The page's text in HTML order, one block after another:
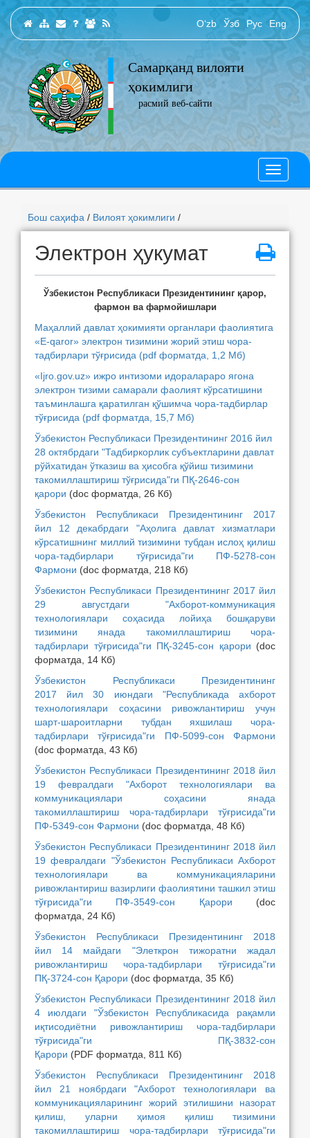
O‘zb Ўзб Рус Eng
Самарқанд вилояти
ҳокимлиги
расмий веб-сайти
Бош саҳифа / Вилоят ҳокимлиги /
Электрон ҳукумат
Ўзбекистон Республикаси Президентининг қарор,
фармон ва фармойишлари
Маҳаллий давлат ҳокимияти органлари фаолиятига
«E-qaror» электрон тизимини жорий этиш чора-
тадбирлари тўғрисида (pdf форматда, 1,2 Mб)
«Ijro.gov.uz» ижро интизоми идоралараро ягона
электрон тизими самарали фаолият кўрсатишини
таъминлашга қаратилган қўшимча чора-тадбирлар
тўғрисида (pdf форматда, 15,7 Mб)
Ўзбекистон Республикаси Президентининг 2016 йил
28 октябрдаги "Тадбиркорлик субъектларини давлат
рўйхатидан ўтказиш ва ҳисобга қўйиш тизимини
такомиллаштириш тўғрисида"ги ПҚ-2646-сон
қарори (doc форматда, 26 Кб)
Ўзбекистон Республикаси Президентининг 2017
йил 12 декабрдаги "Аҳолига давлат хизматлари
кўрсатишнинг миллий тизимини тубдан ислоҳ қилиш
чора-тадбирлари тўғрисида"ги ПФ-5278-сон
Фармони (doc форматда, 218 Кб)
Ўзбекистон Республикаси Президентининг 2017 йил
29 августдаги "Ахборот-коммуникация
технологиялари соҳасида лойиҳа бошқаруви
тизимини янада такомиллаштириш чора-
тадбирлари тўғрисида"ги ПҚ-3245-сон қарори (doc
форматда, 14 Кб)
Ўзбекистон Республикаси Президентининг
2017 йил 30 июндаги "Республикада ахборот
технологиялари соҳасини ривожлантириш учун
шарт-шароитларни тубдан яхшилаш чора-
тадбирлари тўғрисида"ги ПФ-5099-сон Фармони
(doc форматда, 43 Кб)
Ўзбекистон Республикаси Президентининг 2018 йил
19 февралдаги "Ахборот технологиялари ва
коммуникациялари соҳасини янада
такомиллаштириш чора-тадбирлари тўғрисида"ги
ПФ-5349-сон Фармони (doc форматда, 48 Кб)
Ўзбекистон Республикаси Президентининг 2018 йил
19 февралдаги "Ўзбекистон Республикаси Ахборот
технологиялари ва коммуникацияларини
ривожлантириш вазирлиги фаолиятини ташкил этиш
тўғрисида"ги ПФ-3549-сон Қарори (doc
форматда, 24 Кб)
Ўзбекистон Республикаси Президентининг 2018
йил 14 майдаги "Элеткрон тижоратни жадал
ривожлантириш чора-тадбирлари тўғрисида"ги
ПҚ-3724-сон Қарори (doc форматда, 35 Кб)
Ўзбекистон Республикаси Президентининг 2018 йил
4 июлдаги "Ўзбекистон Республикасида рақамли
иқтисодиётни ривожлантириш чора-тадбирлари
тўғрисида"ги ПҚ-3832-сон
Қарори (PDF форматда, 811 Кб)
Ўзбекистон Республикаси Президентининг 2018
йил 21 ноябрдаги "Ахборот технологиялари ва
коммуникацияларининг жорий этилишини назорат
қилиш, уларни ҳимоя қилиш тизимини
такомиллаштириш чора-тадбирлари тўғрисида"ги